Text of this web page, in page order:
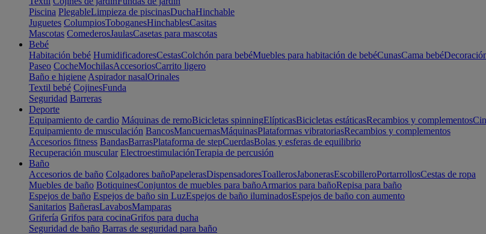
Piscina PlegableLimpieza de piscinasDuchaHinchable
Juguetes ColumpiosToboganesHinchablesCasitas
Mascotas ComederosJaulasCasetas para mascotas
Bebé
Habitación bebé HumidificadoresCestasColchón para bebéMuebles para habitación de bebéCunasCama bebé
Paseo CocheMochilasAccesoriosCarrito ligero
Baño e higiene Aspirador nasalOrinales
Textil bebé CojinesFunda
Seguridad Barreras
Deporte
Equipamiento de cardio Máquinas de remoBicicletas spinningElípticasBicicletas estáticasRecambios y complementos
Equipamiento de musculación BancosMancuernasMáquinasPlataformas vibratoriasRecambios y complementos
Accesorios fitness BandasBarrasPlataforma de stepCuerdasBolas y esferas de equilibrio
Recuperación muscular ElectroestimulaciónTerapia de percusión
Baño
Accesorios de baño Colgadores bañoPapelerasDispensadoresToallerosJabonerasEscobilleroPortarrollosCestas de ropa
Muebles de baño BotiquinesConjuntos de muebles para bañoArmarios para bañoRepisa para baño
Espejos de baño Espejos de baño sin LuzEspejos de baño iluminadosEspejos de baño con aumento
Sanitarios BañerasLavabosMamparas
Grifería Grifos para cocinaGrifos para ducha
Seguridad de baño Barras de seguridad para baño